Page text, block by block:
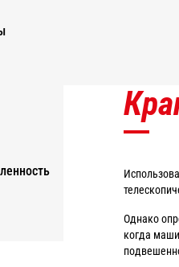
Однако
когда